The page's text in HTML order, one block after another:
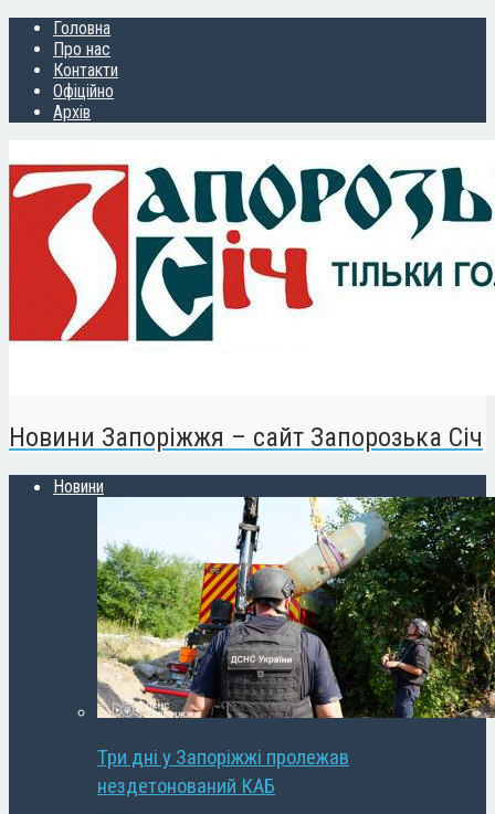
Головна
Про нас
Контакти
Офіційно
Архів
Новини Запоріжжя – сайт Запорозька Січ
Новини
Три дні у Запоріжжі пролежав
нездетонований КАБ